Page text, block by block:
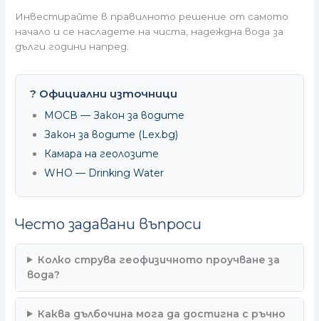
Инвестирайте в правилното решение от самото
начало и се насладете на чиста, надеждна вода за
дълги години напред.
? Официални източници
МОСВ — Закон за водите
Закон за водите (Lex.bg)
Камара на геолозите
WHO — Drinking Water
Често задавани въпроси
Колко струва геофизичното проучване за
вода?
Каква дълбочина мога да достигна с ръчно